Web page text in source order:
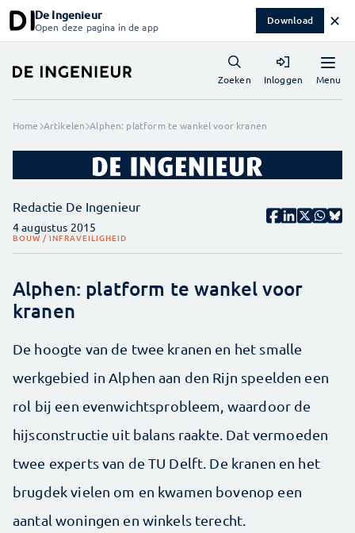
De Ingenieur
Open deze pagina in de app Download ✕
Menu
Zoeken Inloggen
Home Artikelen Alphen: platform te wankel voor kranen
Redactie De Ingenieur
4 augustus 2015
BOUW / INFRAVEILIGHEID
Alphen: platform te wankel voor
kranen
De hoogte van de twee kranen en het smalle
werkgebied in Alphen aan den Rijn speelden een
rol bij een evenwichtsprobleem, waardoor de
hijsconstructie uit balans raakte. Dat vermoeden
twee experts van de TU Delft. De kranen en het
brugdek vielen om en kwamen bovenop een
aantal woningen en winkels terecht.